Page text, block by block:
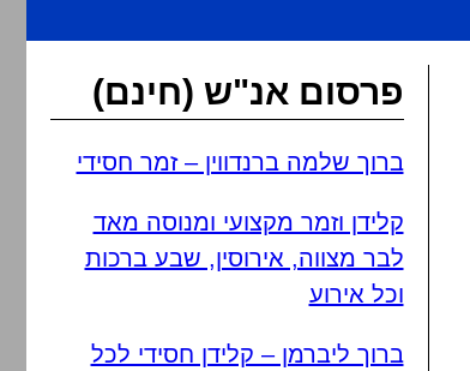
פרסום אנ"ש (חינם)
ברוך שלמה ברנדווין – זמר חסידי
קלידן וזמר מקצועי ומנוסה מאד
לבר מצווה, אירוסין, שבע ברכות
וכל אירוע
ברוך ליברמן – קלידן חסידי לכל